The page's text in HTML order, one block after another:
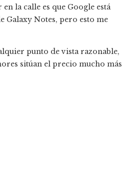
la calle es que Google está
Galaxy Notes, pero esto me
punto de vista razonable,
sitúan el precio mucho más